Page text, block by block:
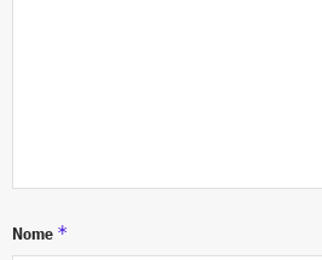
Nome *